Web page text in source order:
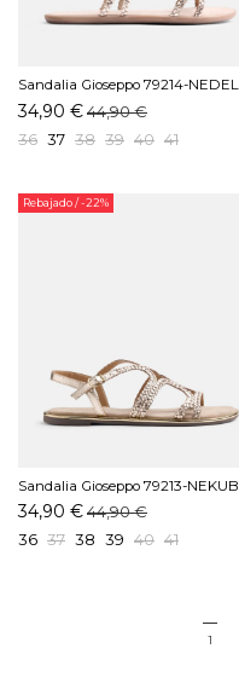
Sandalia Gioseppo 79214-
Platino
34,90 €44,90 €
36 37 38 39 40 41
Rebajado/ -22%
Sandalia Gioseppo 79213-
Platino
34,90 €44,90 €
36 37 38 39 40 41
1